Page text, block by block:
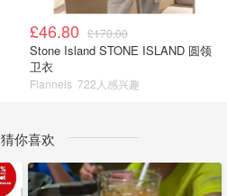
£46.80 £170.00
Stone Island STONE ISLAND 圆领
卫衣
Flannels 722人感兴趣
猜你喜欢